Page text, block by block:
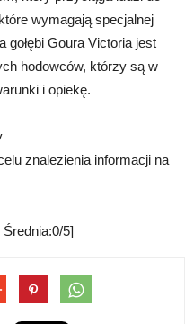
wymagają specjalnej
gołębi Goura Victoria jest
hodowców, którzy są w
i opiekę.
znalezienia informacji na
5]